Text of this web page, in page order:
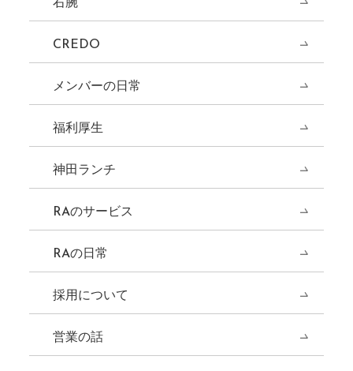
右腕
CREDO
メンバーの日常
福利厚生
神田ランチ
RAのサービス
RAの日常
採用について
営業の話